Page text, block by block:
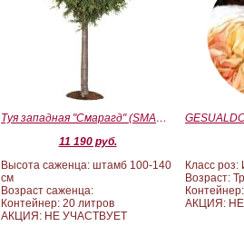
Туя западная "Смарагд" (SMARAGD) ШТАМБ 100-140
11 190 руб.
Высота саженца: штамб 100-140
см
Возраст саженца:
Контейнер: 20 литров
АКЦИЯ: НЕ УЧАСТВУЕТ
Класс роз:
Возраст:
АКЦИЯ: